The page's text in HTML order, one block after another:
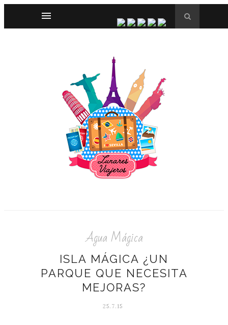
Agua Mágica
ISLA MÁGICA ¿UN
PARQUE QUE NECESITA
MEJORAS?
25.7.15